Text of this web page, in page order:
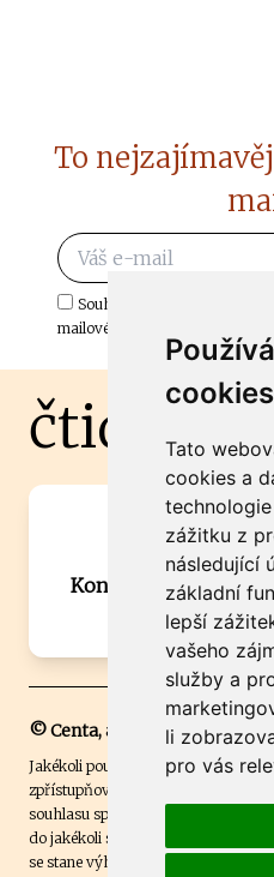
cookies
Tato
cookies a
zážitku z
následující
základní
lepší
vašeho
služby a
li
pro vás
To
Souhlasím s odběrem
mailové schránky.
Máte zajímavou
Kontaktujte
© Centa, a.s.
Jakékoli použití obsahu včetně
zpřístupňování textových či
souhlasu společnosti Centa,a.s. je
do jakékoli soutěže na našem webu
se stane výhercem této soutěže,